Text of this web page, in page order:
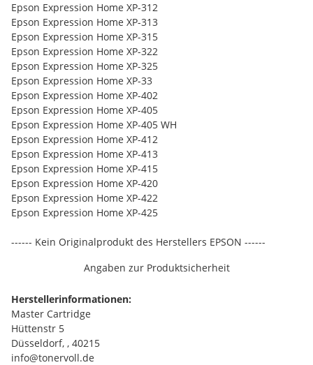
Epson Expression Home XP-312
Epson Expression Home XP-313
Epson Expression Home XP-315
Epson Expression Home XP-322
Epson Expression Home XP-325
Epson Expression Home XP-33
Epson Expression Home XP-402
Epson Expression Home XP-405
Epson Expression Home XP-405 WH
Epson Expression Home XP-412
Epson Expression Home XP-413
Epson Expression Home XP-415
Epson Expression Home XP-420
Epson Expression Home XP-422
Epson Expression Home XP-425
------ Kein Originalprodukt des Herstellers EPSON ------
Angaben zur Produktsicherheit
Herstellerinformationen:
Master Cartridge
Hüttenstr 5
Düsseldorf, , 40215
info@tonervoll.de